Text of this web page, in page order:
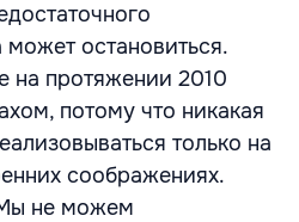
остановиться.
на протяжении 2010
потому что никакая
только на
соображениях.
не можем